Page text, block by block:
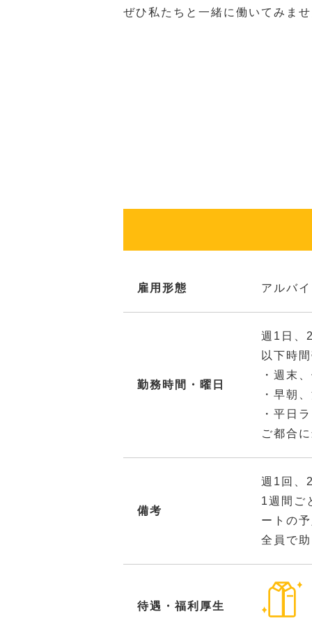
ぜひ私たちと一緒に働いてみま
雇用形態 アルバ
勤務時間・曜日
週1日、
以下時
・週末
・早朝
・平日
ご都合
備考
週1回、
1週間ご
ートの
全員で
待遇・福利厚生